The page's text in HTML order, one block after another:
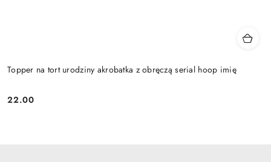
Topper na tort urodziny akrobatka z obręczą serial hoop imię
Cena:
22.00